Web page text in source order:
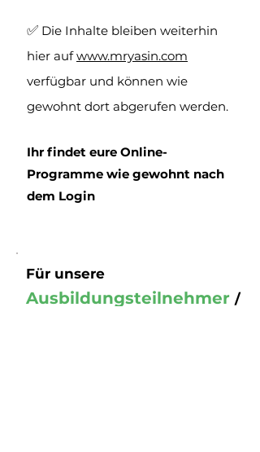
✅ Die Inhalte bleiben weiterhin
hier aufwww.mryasin.com
verfügbar und können wie
gewohnt dort abgerufen werden.
Ihr findet eure Online-
Programme wie gewohnt nach
dem Login
Für unsere
Ausbildungsteilnehmer /